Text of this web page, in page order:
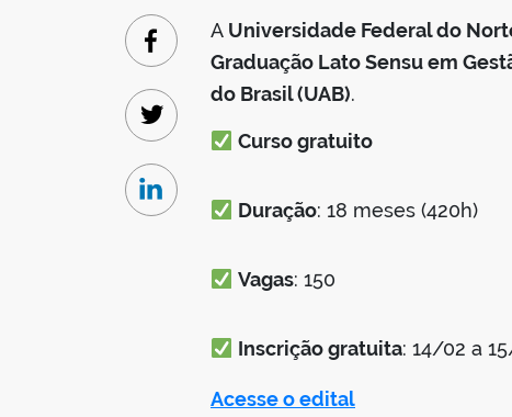
A Universidade Federal do
Graduação Lato Sensu em
do Brasil (UAB).
Curso gratuito
Duração: 18 meses (420h)
Vagas: 150
Inscrição gratuita: 14/02 a
Acesse o edital
Facebook
Twitter
Linkedin